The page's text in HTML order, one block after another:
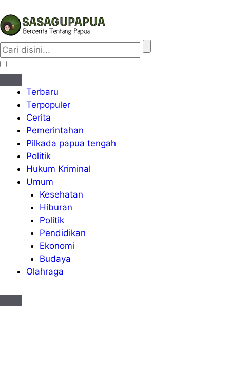
Terbaru
Terpopuler
Cerita
Pemerintahan
Pilkada papua tengah
Politik
Hukum Kriminal
Umum
Kesehatan
Hiburan
Politik
Pendidikan
Ekonomi
Budaya
Olahraga